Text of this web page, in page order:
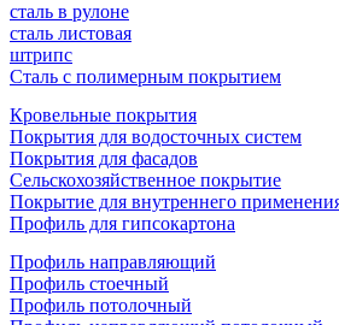
сталь в рулоне
сталь листовая
штрипс
Сталь с полимерным покрытием
Кровельные покрытия
Покрытия для водосточных систем
Покрытия для фасадов
Сельскохозяйственное покрытие
Покрытие для внутреннего
Профиль для гипсокартона
Профиль направляющий
Профиль стоечный
Профиль потолочный